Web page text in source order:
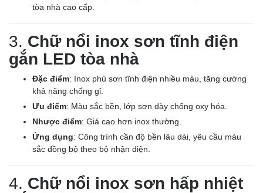
tòa nhà cao cấp.
3. Chữ nổi inox sơn tĩnh điện
gắn LED tòa nhà
Đặc điểm: Inox phủ sơn tĩnh điện nhiều màu, tăng cường
khả năng chống gỉ.
Ưu điểm: Màu sắc bền, lớp sơn dày chống oxy hóa.
Nhược điểm: Giá cao hơn inox thường.
Ứng dụng: Công trình cần độ bền lâu dài, yêu cầu màu
sắc đồng bộ theo bộ nhận diện.
4. Chữ nổi inox sơn hấp nhiệt